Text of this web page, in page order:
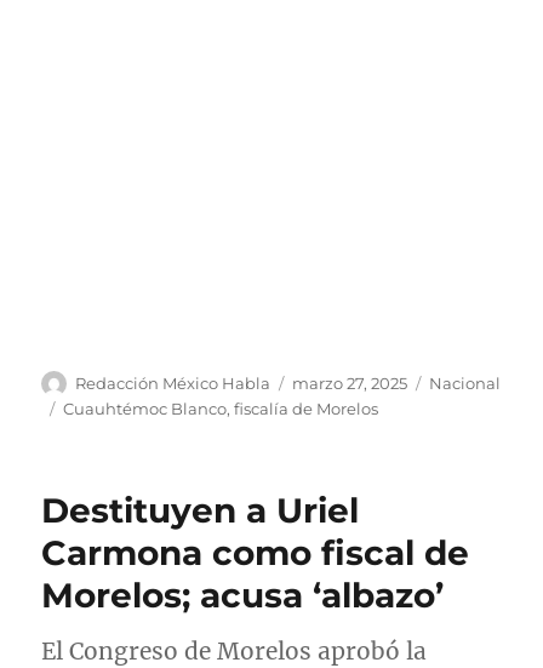
A
u
Redacción México Habla
P
u
d
o
e
marzo 27, 2025
C
í
a
s
Nacional
E
u
t
a
s
Cuauhtémoc Blanco,fiscalía de Morelos
Destituyen a Uriel
Carmona como fiscal de
Morelos; acusa ‘albazo’
El Congreso de Morelos aprobó la